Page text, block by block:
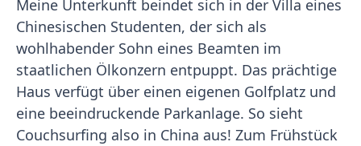
Meine Unterkunft beindet sich in der Villa eines
Chinesischen Studenten, der sich als
wohlhabender Sohn eines Beamten im
staatlichen Ölkonzern entpuppt. Das prächtige
Haus verfügt über einen eigenen Golfplatz und
eine beeindruckende Parkanlage. So sieht
Couchsurfing also in China aus! Zum Frühstück